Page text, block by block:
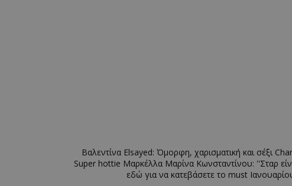
Βαλεντίνα Elsayed: Όμορφη, χαρισματική και σέξι
Super hottie Μαρκέλλα Μαρίνα Κωνσταντίνου: ''Σταρ
εδώ για να κατεβάσετε το must